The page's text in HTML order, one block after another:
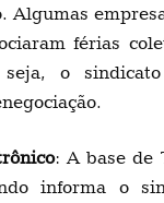
Algumas
férias
o
: A base de
informa o